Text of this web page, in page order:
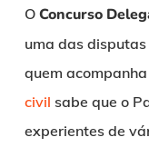
O Concurso
uma das
quem
civil sabe que o
experientes de